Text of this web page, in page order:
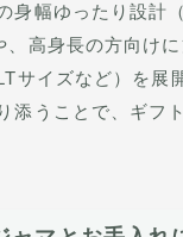
身幅ゆったり設計
、高身長の方向け
サイズなど）を展
添うことで、ギフ